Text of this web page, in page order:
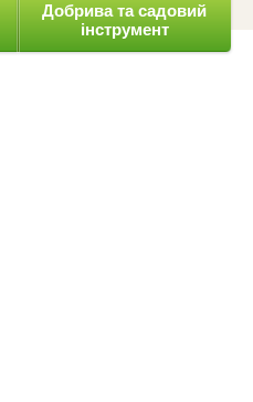
Добрива та садовий
інструмент